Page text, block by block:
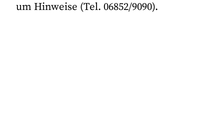
um Hinweise (Tel. 06852/9090).